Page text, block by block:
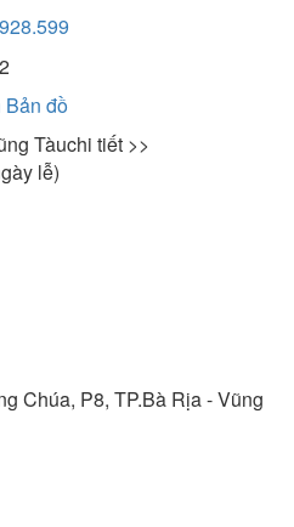
Bản đồ
Tàuchi tiết >>
lễ)
Chúa, P8, TP.Bà Rịa - Vũng